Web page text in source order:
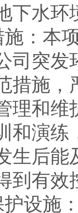
下水环
施：本
司突发
措施
理和维
和演
生后
到有效
设施